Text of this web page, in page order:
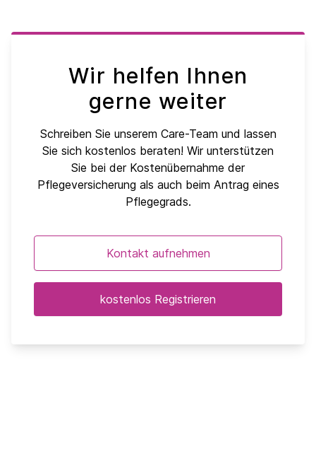
Wir helfen Ihnen
gerne weiter
Schreiben Sie unserem Care-Team und lassen
Sie sich kostenlos beraten! Wir unterstützen
Sie bei der Kostenübernahme der
Pflegeversicherung als auch beim Antrag eines
Pflegegrads.
Kontakt aufnehmen
kostenlos Registrieren